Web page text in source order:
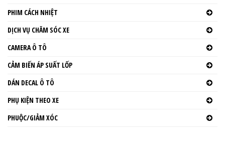
PHIM CÁCH NHIỆT
DỊCH VỤ CHĂM SÓC XE
CAMERA Ô TÔ
CẢM BIẾN ÁP SUẤT LỐP
DÁN DECAL Ô TÔ
PHỤ KIỆN THEO XE
PHUỘC/GIẢM XÓC